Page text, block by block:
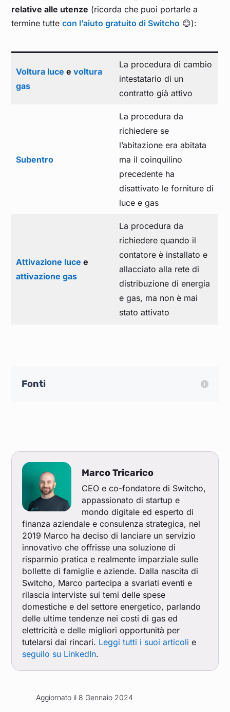
relative alle utenze (ricorda che puoi portarle a
termine tuttecon l’aiuto gratuito di Switcho 😊):
Voltura luce evoltura
gas
La procedura di cambio
intestatario di un
contratto già attivo
Subentro
La procedura da
richiedere se
l’abitazione era abitata
ma il coinquilino
precedente ha
disattivato le forniture di
luce e gas
Attivazione luce e
attivazione gas
La procedura da
richiedere quando il
contatore è installato e
allacciato alla rete di
distribuzione di energia
e gas, ma non è mai
stato attivato
Fonti
Marco Tricarico
CEO e co-fondatore di Switcho,
appassionato di startup e
mondo digitale ed esperto di
finanza aziendale e consulenza strategica, nel
2019 Marco ha deciso di lanciare un servizio
innovativo che offrisse una soluzione di
risparmio pratica e realmente imparziale sulle
bollette di famiglie e aziende. Dalla nascita di
Switcho, Marco partecipa a svariati eventi e
rilascia interviste sui temi delle spese
domestiche e del settore energetico, parlando
delle ultime tendenze nei costi di gas ed
elettricità e delle migliori opportunità per
tutelarsi dai rincari. Leggi tutti i suoi articoli e
seguilo su LinkedIn.
Aggiornato il 8 Gennaio 2024